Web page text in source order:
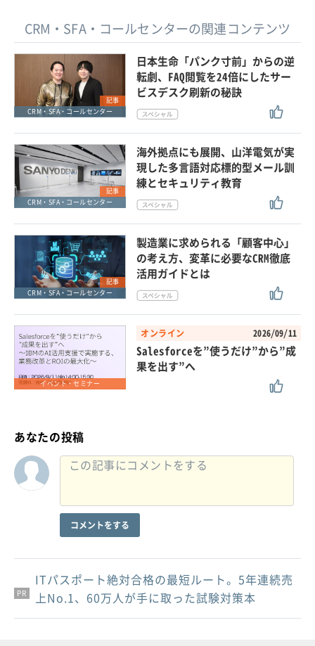
CRM・SFA・コールセンターの関連コンテンツ
記事
CRM・SFA・コールセンター
日本生命「パンク寸前」からの逆
転劇、FAQ閲覧を24倍にしたサー
ビスデスク刷新の秘訣
記事
CRM・SFA・コールセンター
海外拠点にも展開、山洋電気が実
現した多言語対応標的型メール訓
練とセキュリティ教育
記事
CRM・SFA・コールセンター
製造業に求められる「顧客中心」
の考え方、変革に必要なCRM徹底
活用ガイドとは
イベント・セミナー
オンライン 2026/09/11
Salesforceを”使うだけ”から”成
果を出す”へ
あなたの投稿
コメントをする
PR
PR
PR
ITパスポート絶対合格の最短ルート。5年連続売
上No.1、60万人が手に取った試験対策本